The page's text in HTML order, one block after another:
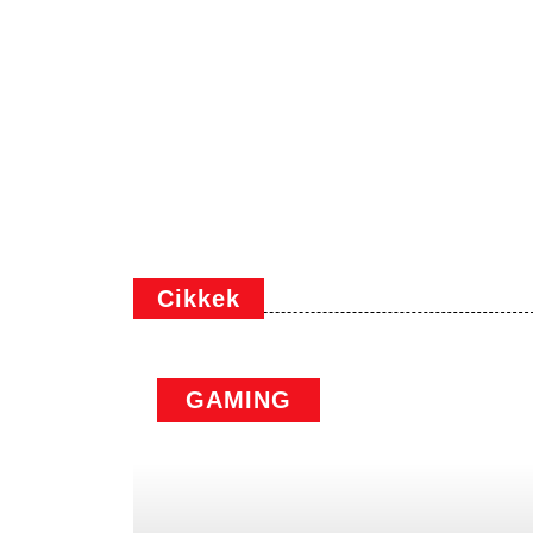
Cikkek
GAMING